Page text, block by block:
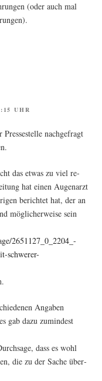
(oder auch mal
UHR
nach­ge­fragt
das etwas zu viel re-
hat einen Augen­arzt
berich­tet hat, der an
mög­li­cher­wei­se sein
2651127_0_2204_-
schwerer-
Anga­ben
gab dazu zumin­dest
dass es wohl
die zu der Sache über­